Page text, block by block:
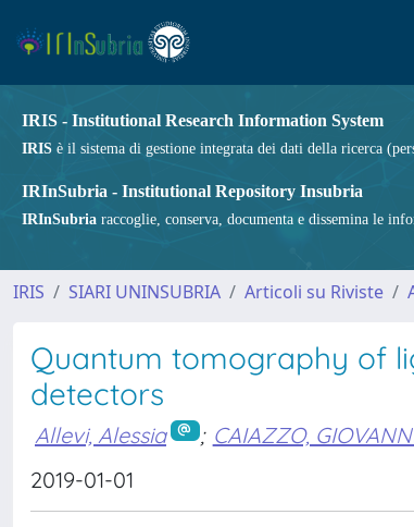
IRIS - Institutional Research Information System
IRIS è il sistema di gestione integrata dei dati della ricerca
IRInSubria - Institutional Repository Insubria
IRInSubria raccoglie, conserva, documenta e dissemina le
IRIS SIARI UNINSUBRIA Articoli su Riviste
Quantum tomography of
detectors
Allevi, Alessia ; CAIAZZO,
2019-01-01